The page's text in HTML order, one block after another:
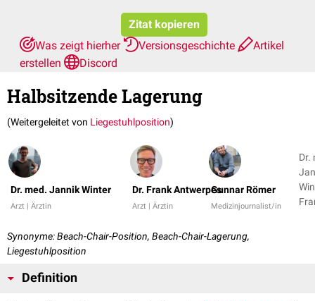
Zitat kopieren
Was zeigt hierher
Versionsgeschichte
Artikel
erstellen
Discord
Halbsitzende Lagerung
(Weitergeleitet von Liegestuhlposition)
Dr. med. Jannik Winter
Arzt | Ärztin
Dr. Frank Antwerpes
Arzt | Ärztin
Gunnar Römer
Medizinjournalist/in
Dr.
Synonyme: Beach-Chair-Position, Beach-Chair-Lagerung,
Liegestuhlposition
Definition